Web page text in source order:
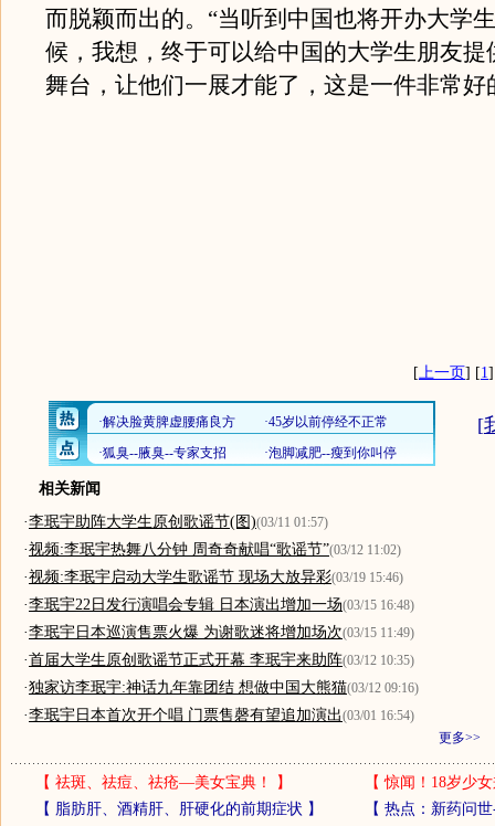
而脱颖而出的。“当听到中国也将开办大学
候，我想，终于可以给中国的大学生朋友提
舞台，让他们一展才能了，这是一件非常好
[上一页] [1
[
相关新闻
·李珉宇助阵大学生原创歌谣节(图)(03/11 01:57)
·视频:李珉宇热舞八分钟 周奇奇献唱“歌谣节”(03/12 11:02)
·视频:李珉宇启动大学生歌谣节 现场大放异彩(03/19 15:46)
·李珉宇22日发行演唱会专辑 日本演出增加一场(03/15 16:48)
·李珉宇日本巡演售票火爆 为谢歌迷将增加场次(03/15 11:49)
·首届大学生原创歌谣节正式开幕 李珉宇来助阵(03/12 10:35)
·独家访李珉宇:神话九年靠团结 想做中国大熊猫(03/12 09:16)
·李珉宇日本首次开个唱 门票售磬有望追加演出(03/01 16:54)
更多>>
【 祛斑、祛痘、祛疮—美女宝典！ 】 【惊闻！18岁少
【 脂肪肝、酒精肝、肝硬化的前期症状 】 【 热点：新药问